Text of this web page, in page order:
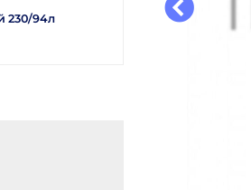
230/94л